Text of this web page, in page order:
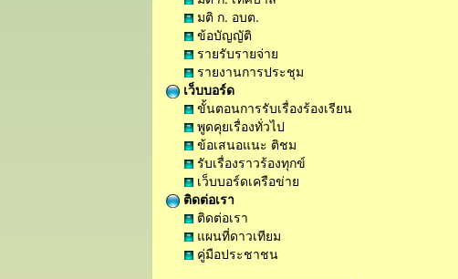
มติ ก. อบต.
ข้อบัญญัติ
รายรับรายจ่าย
รายงานการประชุม
เว็บบอร์ด
ขั้นตอนการรับเรื่องร้องเรียน
พูดคุยเรื่องทั่วไป
ข้อเสนอแนะ ติชม
รับเรื่องราวร้องทุกข์
เว็บบอร์ดเครือข่าย
ติดต่อเรา
ติดต่อเรา
แผนที่ดาวเทียม
คู่มือประชาชน